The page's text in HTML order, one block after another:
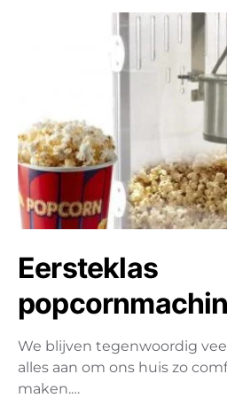
Eersteklas
We blijven tegenwoordig
alles aan om ons huis zo
maken.…